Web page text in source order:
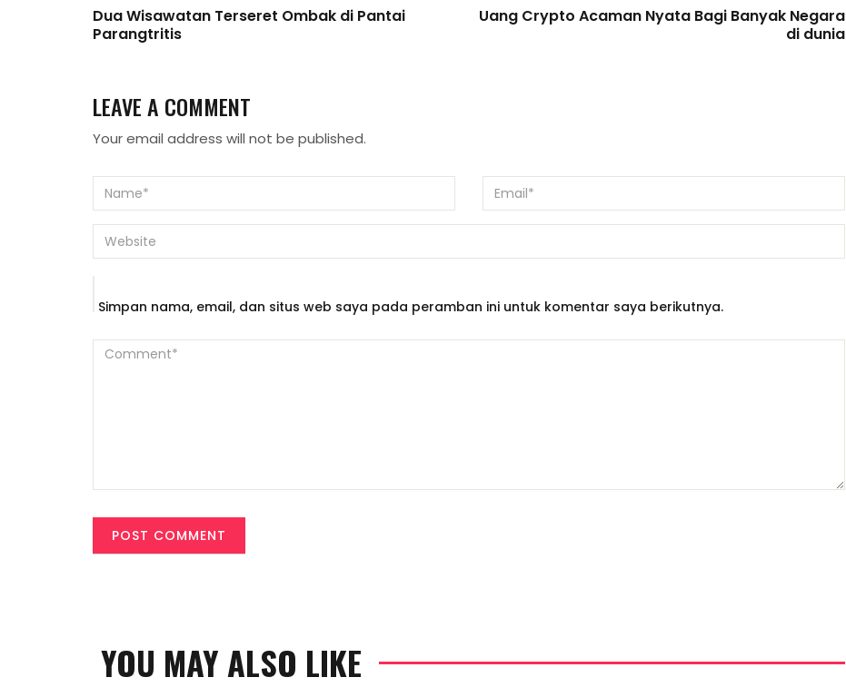
Dua Wisawatan Terseret Ombak di Pantai
Parangtritis
Uang Crypto Acaman Nyata Bagi Banyak Negara
di dunia
LEAVE A COMMENT
Your email address will not be published.
Simpan nama, email, dan situs web saya pada peramban ini untuk komentar saya berikutnya.
YOU MAY ALSO LIKE